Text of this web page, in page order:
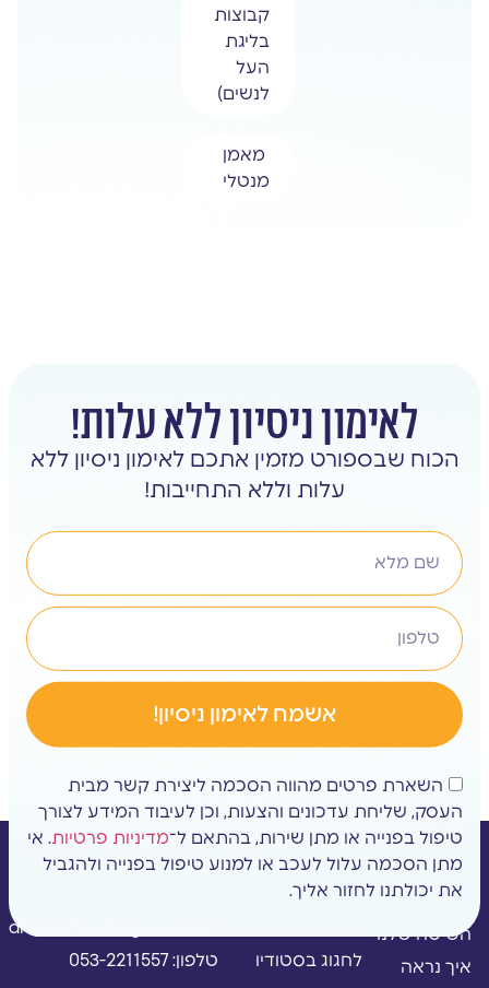
קבוצות
בליגת
העל
לנשים)
מאמן
מנטלי
לאימון ניסיון ללא עלות!
הכוח שבספורט מזמין אתכם לאימון ניסיון ללא
עלות וללא התחייבות!
השארת פרטים מהווה הסכמה ליצירת קשר מבית
העסק, שליחת עדכונים והצעות, וכן לעיבוד המידע לצורך
טיפול בפנייה או מתן שירות, בהתאם ל־מדיניות פרטיות. אי
מתן הסכמה עלול לעכב או למנוע טיפול בפנייה ולהגביל
את יכולתנו לחזור אליך.
אשמח לאימון ניסיון!
ניווט
מי אנחנו?
השיטה שלנו
איך נראה
ניווט
למי הסטודיו
לחגוג בסטודיו
צור קשר
alonkashri15@gmail.com
טלפון: 053-2211557